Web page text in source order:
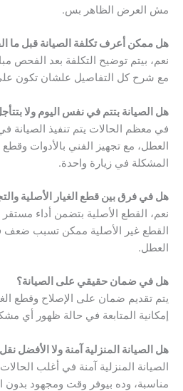
مش العرض الظاهر بس.
هل ممكن أعرف تكلفة الصيانة قبل ما
نعم، بيتم توضيح التكلفة بعد الفحص
مع شرح كل التفاصيل علشان تكون
هل الصيانة بتتم في نفس اليوم ولا
في معظم الحالات يتم تنفيذ
العطل، مع تجهيز الفني بالأدوات وقطع
المشكلة في زيارة واحدة.
هل في فرق بين قطع الغيار الأصلية
نعم، القطع الأصلية بتضمن أداء
القطع غير الأصلية ممكن تسبب ضعف
العطل.
هل في ضمان حقيقي على الصيانة؟
يتم تقديم ضمان على الإصلاح وقطع
إمكانية المتابعة في حالة ظهور أي
هل الصيانة المنزلية آمنة ولا الأفضل
الصيانة المنزلية آمنة في أغلب
مناسبة، وده بيوفر وقت ومجهود بدون